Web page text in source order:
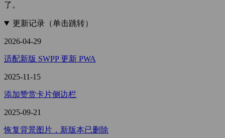
了。
更新记录（单击跳转）
2026-04-29
适配新版 SWPP 更新 PWA
2025-11-15
添加赞赏卡片侧边栏
2025-09-21
恢复背景图片，新版本已删除